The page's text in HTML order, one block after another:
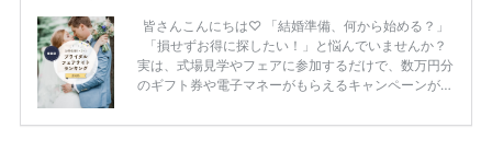
皆さんこんにちは♡ 「結婚準備、何から始める？」
「損せずお得に探したい！」と悩んでいませんか？
実は、式場見学やフェアに参加するだけで、数万円分
のギフト券や電子マネーがもらえるキャンペーンがあ
ため、比較せずに選ぶと損をしてしまうことも……。